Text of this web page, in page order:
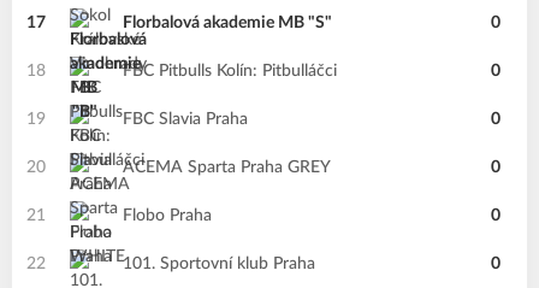
17 Florbalová akademie MB "S" 0
18 FBC Pitbulls Kolín: Pitbulláčci 0
19 FBC Slavia Praha 0
20 ACEMA Sparta Praha GREY 0
21 Flobo Praha 0
22 101. Sportovní klub Praha 0